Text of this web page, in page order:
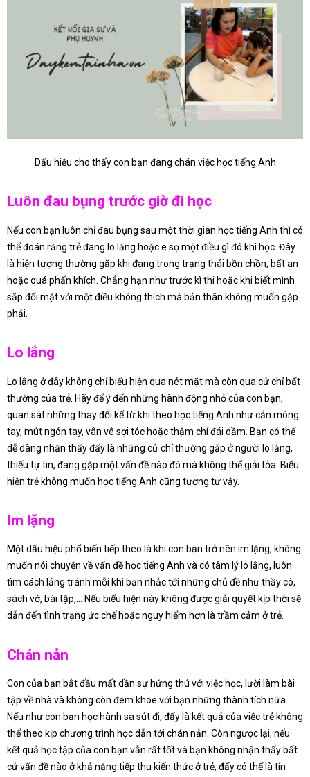
Dấu hiệu cho thấy con bạn đang chán việc học tiếng Anh
Luôn đau bụng trước giờ đi học
Nếu con bạn luôn chỉ đau bụng sau một thời gian học tiếng Anh thì có
thể đoán rằng trẻ đang lo lắng hoặc e sợ một điều gì đó khi học. Đây
là hiện tượng thường gặp khi đang trong trạng thái bồn chồn, bất an
hoặc quá phấn khích. Chẳng hạn như trước kì thi hoặc khi biết mình
sắp đối mặt với một điều không thích mà bản thân không muốn gặp
phải.
Lo lắng
Lo lắng ở đây không chỉ biểu hiện qua nét mặt mà còn qua cử chỉ bất
thường của trẻ. Hãy để ý đến những hành động nhỏ của con bạn,
quan sát những thay đổi kể từ khi theo học tiếng Anh như cắn móng
tay, mút ngón tay, vân vê sợi tóc hoặc thậm chí đái dầm. Bạn có thể
dễ dàng nhận thấy đấy là những cử chỉ thường gặp ở người lo lắng,
thiếu tự tin, đang gặp một vấn đề nào đó mà không thể giải tỏa. Biểu
hiện trẻ không muốn học tiếng Anh cũng tương tự vậy.
Im lặng
Một dấu hiệu phổ biến tiếp theo là khi con bạn trở nên im lặng, không
muốn nói chuyện về vấn đề học tiếng Anh và có tâm lý lo lắng, luôn
tìm cách lảng tránh mỗi khi bạn nhắc tới những chủ đề như thầy cô,
sách vở, bài tập,… Nếu biểu hiện này không được giải quyết kịp thời sẽ
dẫn đến tình trạng ức chế hoặc nguy hiểm hơn là trầm cảm ở trẻ.
Chán nản
Con của bạn bắt đầu mất dần sự hứng thú với việc học, lười làm bài
tập về nhà và không còn đem khoe với bạn những thành tích nữa.
Nếu như con bạn học hành sa sút đi, đấy là kết quả của việc trẻ không
thể theo kịp chương trình học dẫn tới chán nản. Còn ngược lại, nếu
kết quả học tập của con bạn vẫn rất tốt và bạn không nhận thấy bất
cứ vấn đề nào ở khả năng tiếp thu kiến thức ở trẻ, đấy có thể là tín